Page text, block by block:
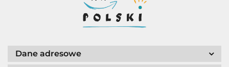
Dane adresowe